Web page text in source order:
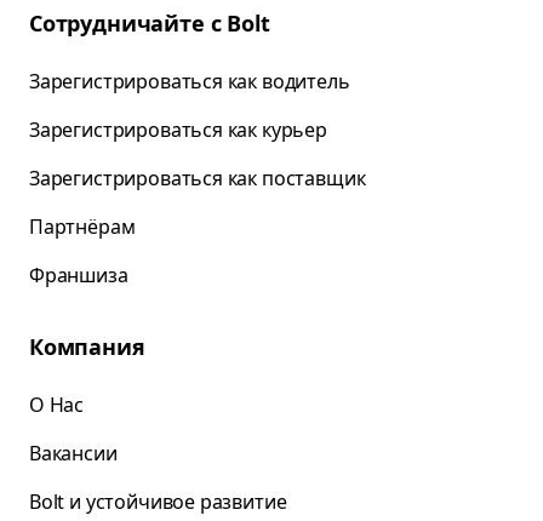
Сотрудничайте с Bolt
Зарегистрироваться как водитель
Зарегистрироваться как курьер
Зарегистрироваться как поставщик
Партнёрам
Франшиза
Компания
О Нас
Вакансии
Bolt и устойчивое развитие